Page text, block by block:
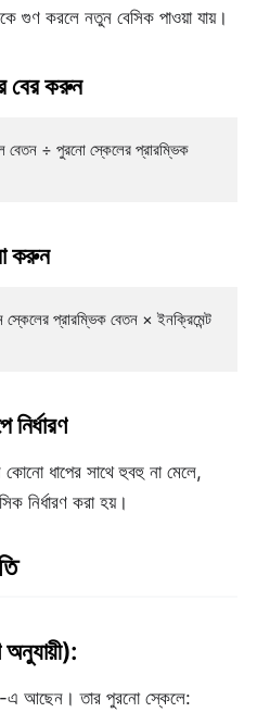
গুণ করলে নতুন বেসিক পাওয়া যায়।
বের করুন
বেতন ÷ পুরনো স্কেলের প্রারম্ভিক
করুন
প্রারম্ভিক বেতন × ইনক্রিমেন্ট
ধাপের সাথে হুবহু না মেলে,
নির্ধারণ করা হয়।
অনুযায়ী):
এ আছেন। তার পুরনো স্কেলে: